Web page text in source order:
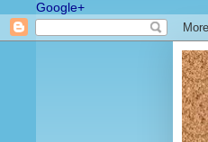
Google+